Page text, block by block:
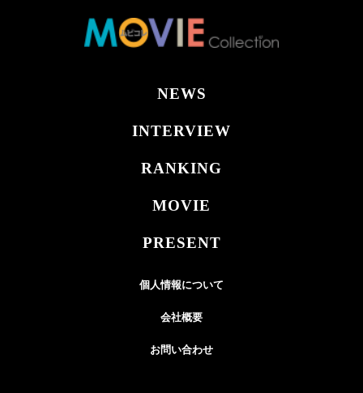
NEWS
INTERVIEW
RANKING
MOVIE
PRESENT
個人情報について
会社概要
お問い合わせ